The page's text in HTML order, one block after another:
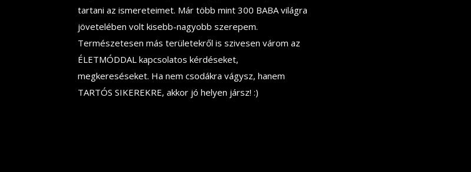
tartani az ismereteimet. Már több mint 300 BABA világra
jövetelében volt kisebb-nagyobb szerepem.
Természetesen más területekről is szivesen várom az
ÉLETMÓDDAL kapcsolatos kérdéseket,
megkereséseket. Ha nem csodákra vágysz, hanem
TARTÓS SIKEREKRE, akkor jó helyen jársz! :)